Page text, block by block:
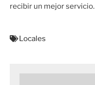
recibir un mejor servicio.
Locales